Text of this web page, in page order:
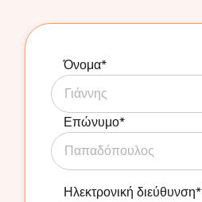
Όνομα*
Επώνυμο*
Ηλεκτρονική διεύθυνση*